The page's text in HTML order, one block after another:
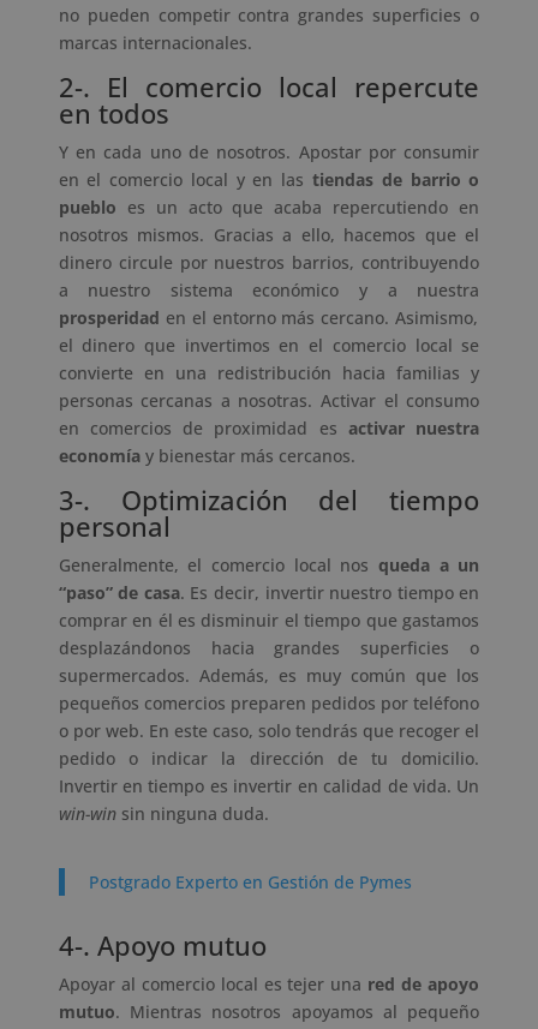
no pueden competir contra grandes superficies o
marcas internacionales.
2-. El comercio local repercute
en todos
Y en cada uno de nosotros. Apostar por consumir
en el comercio local y en lastiendas de barrio o
pueblo es un acto que acaba repercutiendo en
nosotros mismos. Gracias a ello, hacemos que el
dinero circule por nuestros barrios, contribuyendo
a nuestro sistema económico y a nuestra
prosperidad en el entorno más cercano. Asimismo,
el dinero que invertimos en el comercio local se
convierte en una redistribución hacia familias y
personas cercanas a nosotras. Activar el consumo
en comercios de proximidad esactivar nuestra
economíay bienestar más cercanos.
3-. Optimización del tiempo
personal
Generalmente, el comercio local nosqueda a un
“paso” de casa. Es decir, invertir nuestro tiempo en
comprar en él es disminuir el tiempo que gastamos
desplazándonos hacia grandes superficies o
supermercados. Además, es muy común que los
pequeños comercios preparen pedidos por teléfono
o por web. En este caso, solo tendrás que recoger el
pedido o indicar la dirección de tu domicilio.
Invertir en tiempo es invertir en calidad de vida. Un
win-winsin ninguna duda.
Postgrado Experto en Gestión de Pymes
4-. Apoyo mutuo
Apoyar al comercio local es tejer una red de apoyo
mutuo. Mientras nosotros apoyamos al pequeño